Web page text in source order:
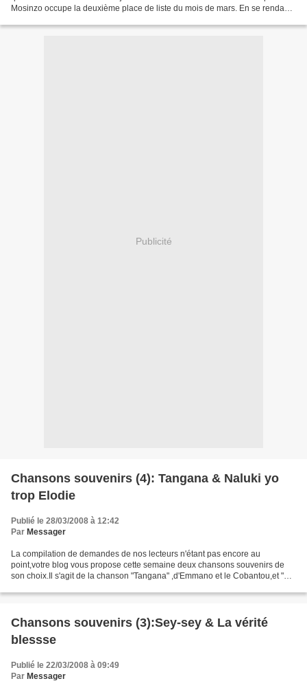
Mosinzo occupe la deuxième place de liste du mois de mars. En se rendant
Publicité
Chansons souvenirs (4): Tangana & Naluki yo
trop Elodie
Publié le 28/03/2008 à 12:42
Par Messager
La compilation de demandes de nos lecteurs n'étant pas encore au
point,votre blog vous propose cette semaine deux chansons souvenirs de
son choix.Il s'agit de la chanson "Tangana" ,d'Emmano et le Cobantou,et "
Chansons souvenirs (3):Sey-sey & La vérité
blessse
Publié le 22/03/2008 à 09:49
Par Messager